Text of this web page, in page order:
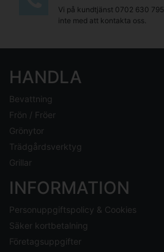
Vi på kundtjänst 0702 630 795
inte med att kontakta oss.
HANDLA
Bevattning
Frön / Fröer
Grönytor
Trädgårdsverktyg
Grillar
INFORMATION
Personuppgiftspolicy & Cookies
Säker kortbetalning
Företagsuppgifter